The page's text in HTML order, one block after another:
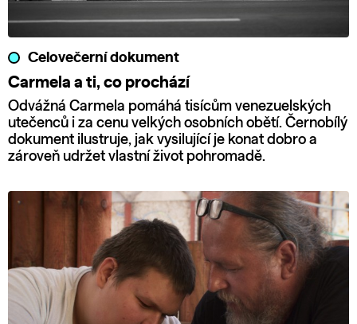
Celovečerní dokument
Carmela a ti, co prochází
Odvážná Carmela pomáhá tisícům venezuelských
utečenců i za cenu velkých osobních obětí. Černobílý
dokument ilustruje, jak vysilující je konat dobro a
zároveň udržet vlastní život pohromadě.